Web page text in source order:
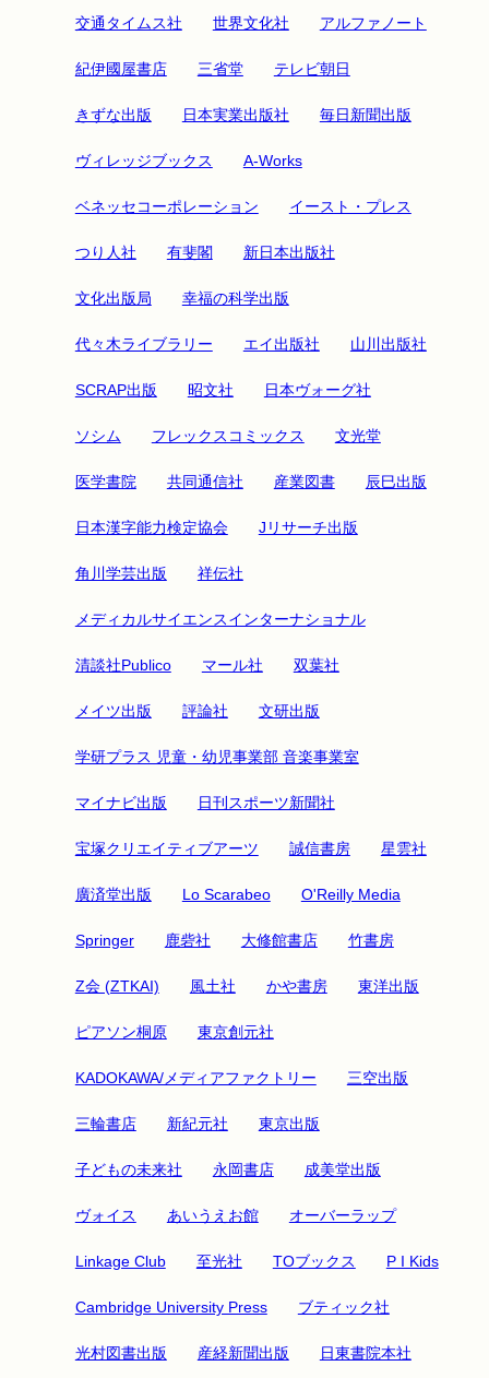
交通タイムス社 世界文化社 アルファノート
紀伊國屋書店 三省堂 テレビ朝日
きずな出版 日本実業出版社 毎日新聞出版
ヴィレッジブックス A-Works
ベネッセコーポレーション イースト・プレス
つり人社 有斐閣 新日本出版社
文化出版局 幸福の科学出版
代々木ライブラリー エイ出版社 山川出版社
SCRAP出版 昭文社 日本ヴォーグ社
ソシム フレックスコミックス 文光堂
医学書院 共同通信社 産業図書 辰巳出版
日本漢字能力検定協会 Jリサーチ出版
角川学芸出版 祥伝社
メディカルサイエンスインターナショナル
清談社Publico マール社 双葉社
メイツ出版 評論社 文研出版
学研プラス 児童・幼児事業部 音楽事業室
マイナビ出版 日刊スポーツ新聞社
宝塚クリエイティブアーツ 誠信書房 星雲社
廣済堂出版 Lo Scarabeo O'Reilly Media
Springer 鹿砦社 大修館書店 竹書房
Z会 (ZTKAI) 風土社 かや書房 東洋出版
ピアソン桐原 東京創元社
KADOKAWA/メディアファクトリー 三空出版
三輪書店 新紀元社 東京出版
子どもの未来社 永岡書店 成美堂出版
ヴォイス あいうえお館 オーバーラップ
Linkage Club 至光社 TOブックス P I Kids
Cambridge University Press ブティック社
光村図書出版 産経新聞出版 日東書院本社